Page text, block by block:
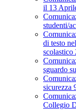
il 13
studenti/
di testo
scolastico
sguardo
sicurezza
Collegio